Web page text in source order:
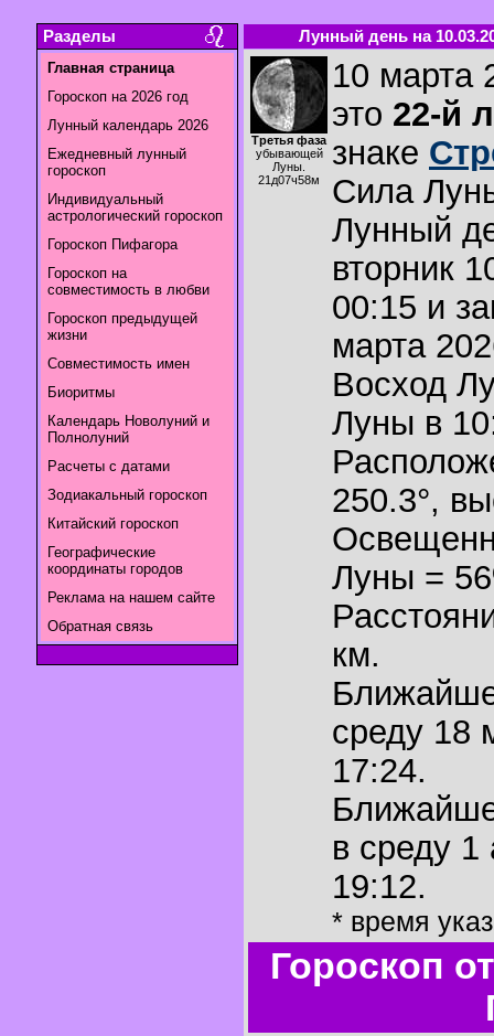
Разделы
Главная страница
Гороскоп на 2026 год
Лунный календарь 2026
Ежедневный лунный
гороскоп
Индивидуальный
астрологический гороскоп
Гороскоп Пифагора
Гороскоп на
совместимость в любви
Гороскоп предыдущей
жизни
Совместимость имен
Биоритмы
Календарь Новолуний и
Полнолуний
Расчеты с датами
Зодиакальный гороскоп
Китайский гороскоп
Географические
координаты городов
Реклама на нашем сайте
Обратная связь
Лунный день на
Третья фаза
убывающей
Луны.
21д07ч58м
10 марта
это 22-й
знаке
Сила
Лунный
вторник
00:15 и
марта
Восход
Луны в
250.3°,
Луны =
км.
среду 18
17:24.
в среду 1
19:12.
* время
Гороскоп